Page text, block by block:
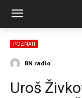
POZNATI
BN radio
Uroš